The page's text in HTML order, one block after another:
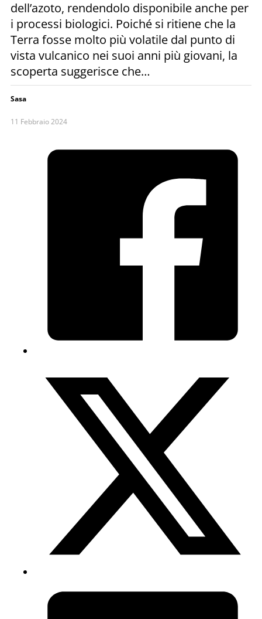
dell’azoto, rendendolo disponibile anche per
i processi biologici. Poiché si ritiene che la
Terra fosse molto più volatile dal punto di
vista vulcanico nei suoi anni più giovani, la
scoperta suggerisce che…
Sasa
11 Febbraio 2024